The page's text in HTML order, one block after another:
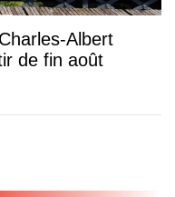
Albert
de fin août